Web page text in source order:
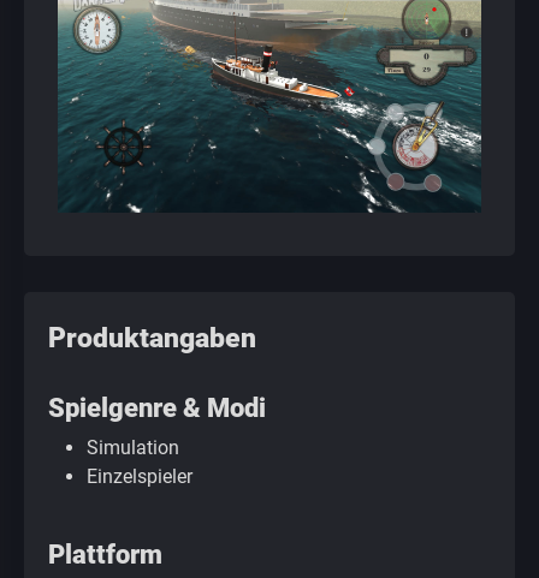
Produktangaben
Spielgenre & Modi
Simulation
Einzelspieler
Plattform